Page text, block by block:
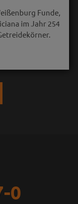
Funde,
im Jahr 254
0